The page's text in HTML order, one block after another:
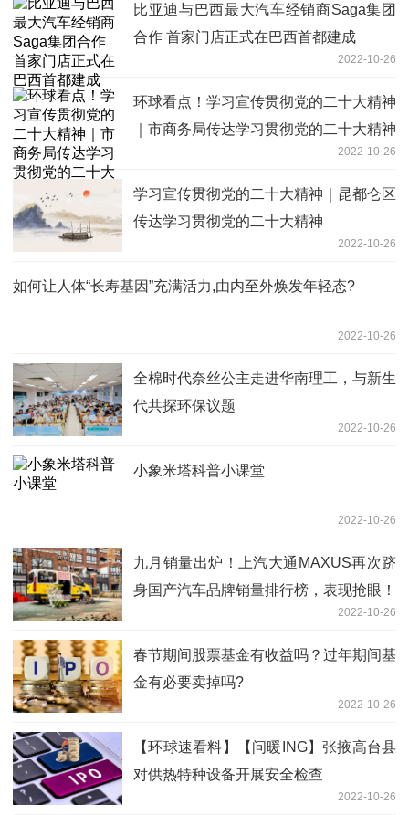
比亚迪与巴西最大汽车经销商Saga集团
合作 首家门店正式在巴西首都建成
2022-10-26
环球看点！学习宣传贯彻党的二十大精神
｜市商务局传达学习贯彻党的二十大精神
2022-10-26
学习宣传贯彻党的二十大精神｜昆都仑区
传达学习贯彻党的二十大精神
2022-10-26
如何让人体“长寿基因”充满活力,由内至外焕发年轻态?
2022-10-26
全棉时代奈丝公主走进华南理工，与新生
代共探环保议题
2022-10-26
小象米塔科普小课堂
2022-10-26
九月销量出炉！上汽大通MAXUS再次跻
身国产汽车品牌销量排行榜，表现抢眼！
2022-10-26
春节期间股票基金有收益吗？过年期间基
金有必要卖掉吗?
2022-10-26
【环球速看料】【问暖ING】张掖高台县
对供热特种设备开展安全检查
2022-10-26